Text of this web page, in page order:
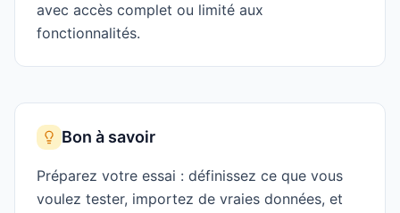
avec accès complet ou limité aux
fonctionnalités.
Bon à savoir
Préparez votre essai : définissez ce que vous
voulez tester, importez de vraies données, et